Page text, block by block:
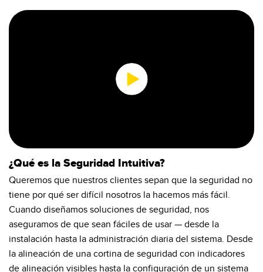
Sensores de Monitoreo de Condiciones
Wireless Condition Monitoring Sensors
ACCESORIOS
ACCESORIOS
Set de Cables
¿Qué es la Seguridad Intuitiva?
Queremos que nuestros clientes sepan que la seguridad no
tiene por qué ser difícil nosotros la hacemos más fácil.
Cuando diseñamos soluciones de seguridad, nos
aseguramos de que sean fáciles de usar — desde la
instalación hasta la administración diaria del sistema. Desde
la alineación de una cortina de seguridad con indicadores
de alineación visibles hasta la configuración de un sistema